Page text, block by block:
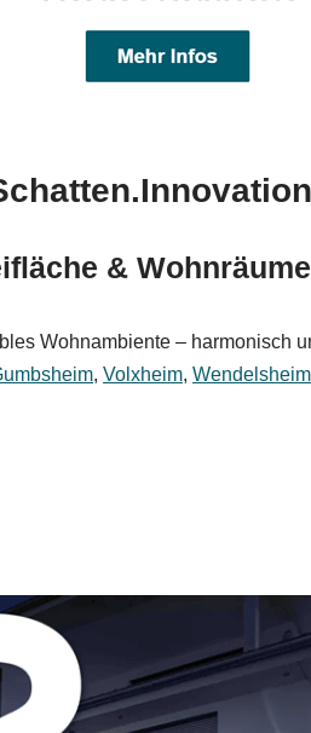
&
Wohnambiente –
, Volxheim, Wendelsheim